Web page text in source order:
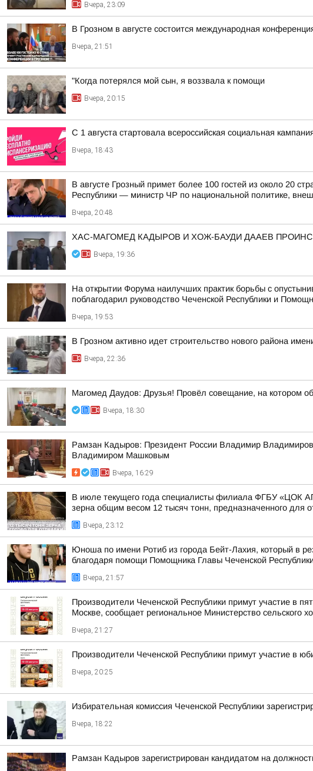
Вчера, 23:09
В Грозном в августе состоится международная
Вчера, 21:51
"Когда потерялся мой сын, я воззвала к помощи
Вчера, 20:15
С 1 августа стартовала всероссийская социальная
Вчера, 18:43
В августе Грозный примет более 100 гостей из около 20
Республики — министр ЧР по национальной политике,
Вчера, 20:48
ХАС-МАГОМЕД КАДЫРОВ И ХОЖ-БАУДИ ДААЕВ
Вчера, 19:36
На открытии Форума наилучших практик борьбы с
поблагодарил руководство Чеченской Республики и
Вчера, 19:53
В Грозном активно идет строительство нового района
Вчера, 22:36
Магомед Даудов: Друзья! Провёл совещание, на котором
Вчера, 18:30
Рамзан Кадыров: Президент России Владимир
Владимиром Машковым
Вчера, 16:29
В июле текущего года специалисты филиала ФГБУ «ЦОК
зерна общим весом 12 тысяч тонн, предназначенного для
Вчера, 23:12
Юноша по имени Ротиб из города Бейт-Лахия, который в
благодаря помощи Помощника Главы Чеченской
Вчера, 21:57
Производители Чеченской Республики примут участие в
Москве, сообщает региональное Министерство сельского
Вчера, 21:27
Производители Чеченской Республики примут участие в
Вчера, 20:25
Избирательная комиссия Чеченской Республики
Вчера, 18:22
Рамзан Кадыров зарегистрирован кандидатом на